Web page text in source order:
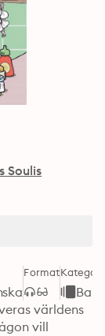
Soulis
FormatKategori
Barn
världens
vill